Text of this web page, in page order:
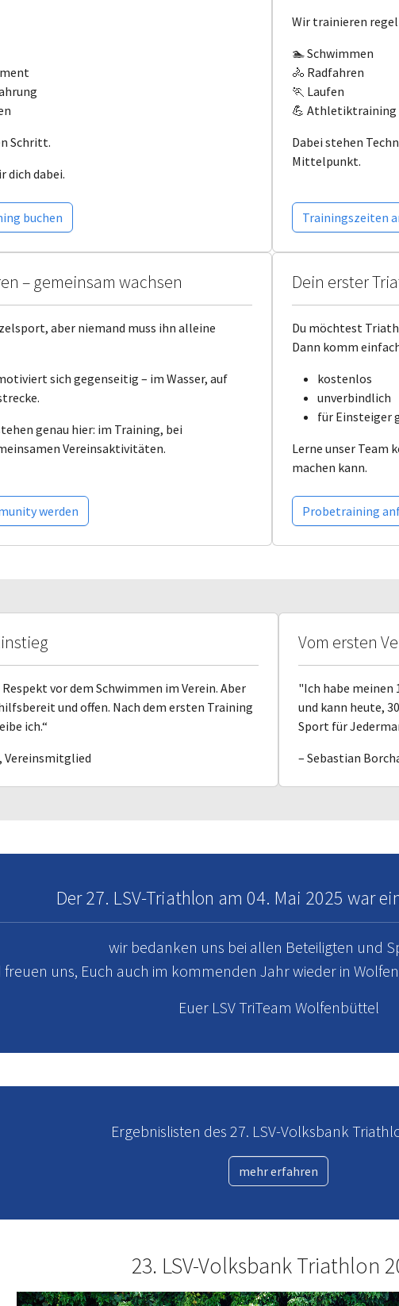
Schritt.
dich dabei.
buchen
Wir trainieren
🏊 Schwimmen
🚴 Radfahren
🏃 Laufen
💪 Athletiktraining
Dabei stehen
Mittelpunkt.
Trainingszeiten
– gemeinsam wachsen
aber niemand muss ihn alleine
sich gegenseitig – im Wasser, auf
genau hier: im Training, bei
Vereinsaktivitäten.
werden
Dein erster
Du möchtest
Dann komm
kostenlos
unverbindlich
für Einsteiger
Lerne unser Team
machen kann.
Probetraining
vor dem Schwimmen im Verein. Aber
und offen. Nach dem ersten Training
ich.“
Vereinsmitglied
Vom ersten
"Ich habe
und kann heute,
Sport für
– Sebastian
Der 27. LSV-Triathlon am 04. Mai 2025 war
wir bedanken uns bei allen Beteiligten und
freuen uns, Euch auch im kommenden Jahr wieder in
Euer LSV TriTeam Wolfenbüttel
Ergebnislisten des 27. LSV-Volksbank
mehr erfahren
23. LSV-Volksbank Triathlon